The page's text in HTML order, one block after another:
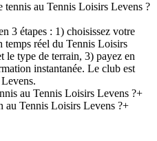
tennis au Tennis Loisirs Levens ?
3 étapes : 1) choisissez votre
temps réel du Tennis Loisirs
le type de terrain, 3) payez en
instantanée. Le club est
au Tennis Loisirs Levens ?+
au Tennis Loisirs Levens ?+